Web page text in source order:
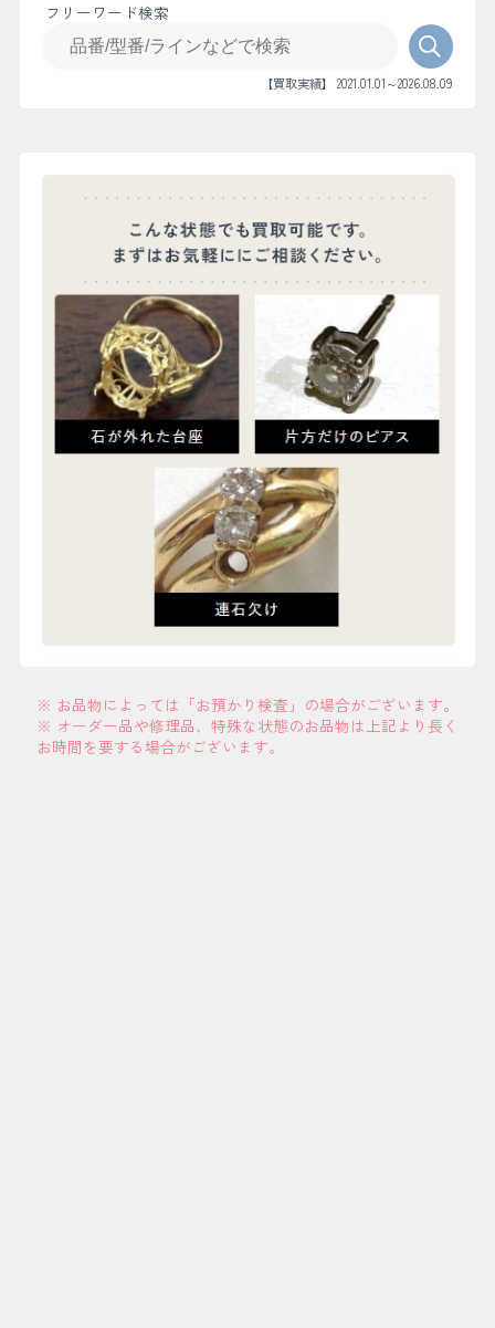
フリーワード検索
【買取実績】 2021.01.01～2026.08.09
※ お品物によっては「お預かり検査」の場合がございます。
※ オーダー品や修理品、特殊な状態のお品物は上記より長く
お時間を要する場合がございます。